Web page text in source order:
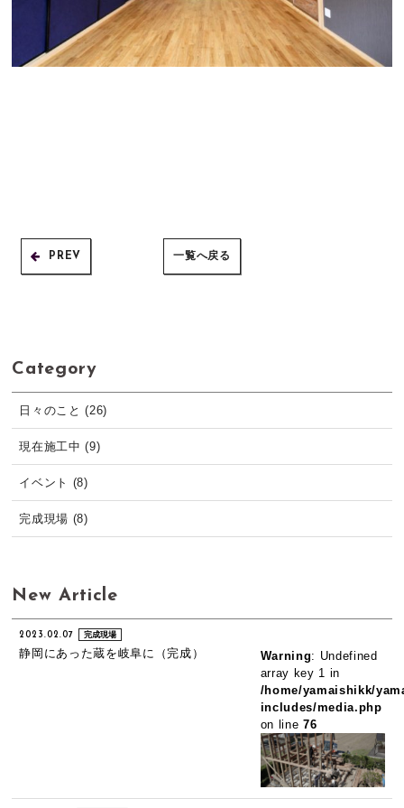
一覧へ戻る
PREV
Category
日々のこと (26)
現在施工中 (9)
イベント (8)
完成現場 (8)
New Article
Warning: Undefined
array key 1 in
/home/yamaishikk/
includes/media.php
on line76
2023.02.07 完成現場
静岡にあった蔵を岐阜に（完成）